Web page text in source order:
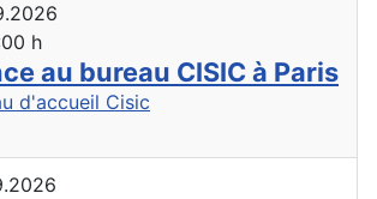
h
au bureau CISIC à Paris
d'accueil Cisic